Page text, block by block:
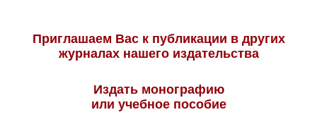
Приглашаем Вас к публикации в других
журналах нашего издательства
Издать монографию
или учебное пособие